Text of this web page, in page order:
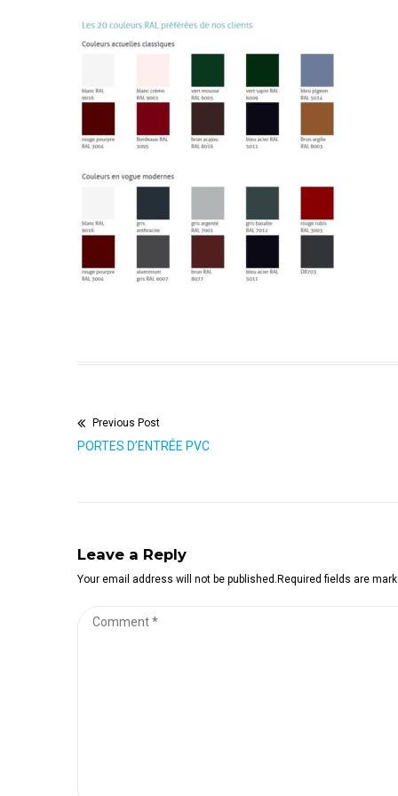
Navigation
Previous Post
Previous
PORTES D’ENTRÉE PVC
Leave a Reply
Your email address will not be published.Required fields are
Comment